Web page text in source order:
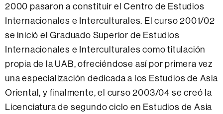
2000 pasaron a constituir el Centro de Estudios
Internacionales e Interculturales. El curso 2001/02
se inició el Graduado Superior de Estudios
Internacionales e Interculturales como titulación
propia de la UAB, ofreciéndose así por primera vez
una especialización dedicada a los Estudios de Asia
Oriental, y finalmente, el curso 2003/04 se creó la
Licenciatura de segundo ciclo en Estudios de Asia